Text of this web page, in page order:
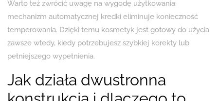
Warto też zwrócić uwagę na wygodę użytkowania:
mechanizm automatycznej kredki eliminuje konieczność
temperowania. Dzięki temu kosmetyk jest gotowy do użycia
zawsze wtedy, kiedy potrzebujesz szybkiej korekty lub
pełniejszego wypełnienia.
Jak działa dwustronna